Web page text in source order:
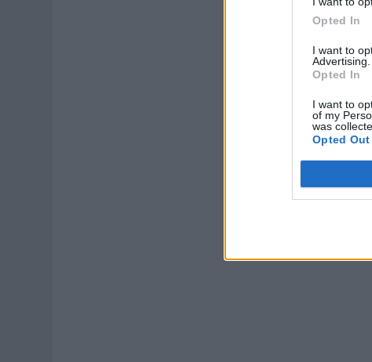
Opted In
I want to
Advertising.
Opted In
I want to
of my
was
Opted Out